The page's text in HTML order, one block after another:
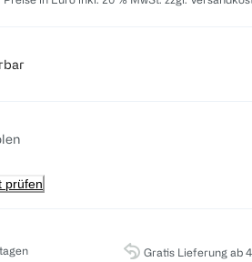
prüfen
Gratis Lieferung ab